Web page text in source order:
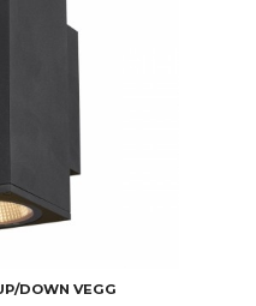
DOWN VEGG